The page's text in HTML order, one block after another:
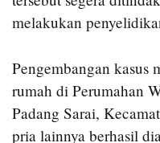
melakukan
Pengembangan kasus
rumah di Perumahan
Padang Sarai,
pria lainnya berhasil